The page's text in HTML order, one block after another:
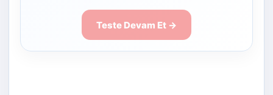
Teste Devam Et →